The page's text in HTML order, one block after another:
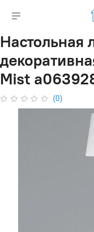
Настольная
Mist
(0)